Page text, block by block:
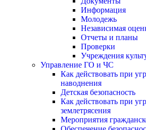
Информация
Молодежь
Независимая
Отчеты и планы
Проверки
Учреждения
Управление ГО и ЧС
Как действовать при
наводнения
Детская безопасность
Как действовать при
землетрясения
Мероприятия